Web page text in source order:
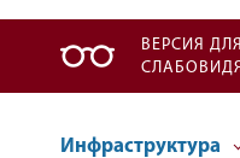
ВЕРСИЯ ДЛЯ
Инфраструктура